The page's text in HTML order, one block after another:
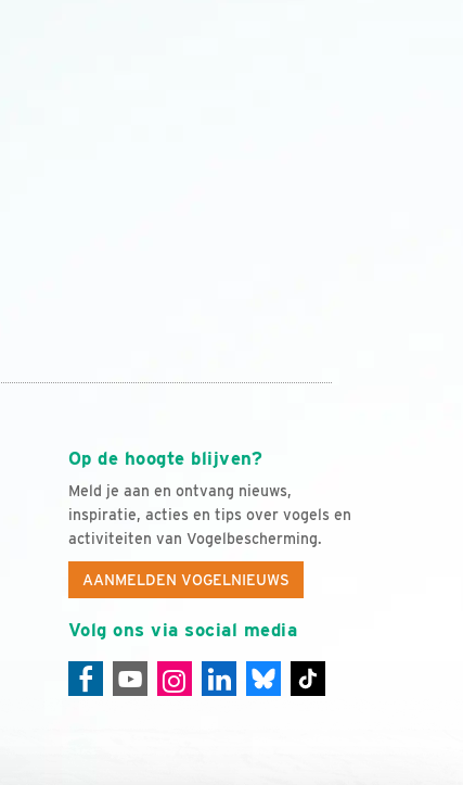
Op de hoogte blijven?
Meld je aan en ontvang nieuws,
inspiratie, acties en tips over vogels en
activiteiten van Vogelbescherming.
AANMELDEN VOGELNIEUWS
Volg ons via social media